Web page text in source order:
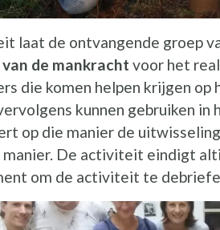
laat de ontvangende groep
de mankracht voor het
die komen helpen krijgen op
kunnen gebruiken
op die manier de
De activiteit eindigt
om de activiteit te